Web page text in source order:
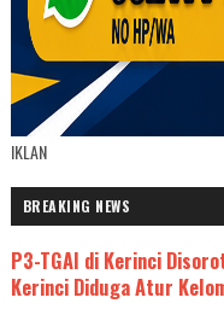
IKLAN
BREAKING NEWS
P3-TGAI di Kerinci
Kerinci Diduga Atur